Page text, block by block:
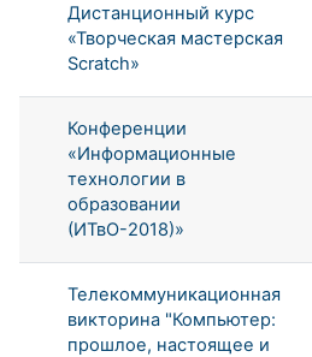
Дистанционный курс
«Творческая мастерская
Scratch»
Конференции
«Информационные
технологии в
образовании
(ИТвО-2018)»
Телекоммуникационная
викторина "Компьютер:
прошлое, настоящее и